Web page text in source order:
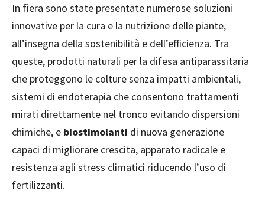
In fiera sono state presentate numerose soluzioni
innovative per la cura e la nutrizione delle piante,
all’insegna della sostenibilità e dell’efficienza. Tra
queste, prodotti naturali per la difesa antiparassitaria
che proteggono le colture senza impatti ambientali,
sistemi di endoterapia che consentono trattamenti
mirati direttamente nel tronco evitando dispersioni
chimiche, e biostimolanti di nuova generazione
capaci di migliorare crescita, apparato radicale e
resistenza agli stress climatici riducendo l’uso di
fertilizzanti.